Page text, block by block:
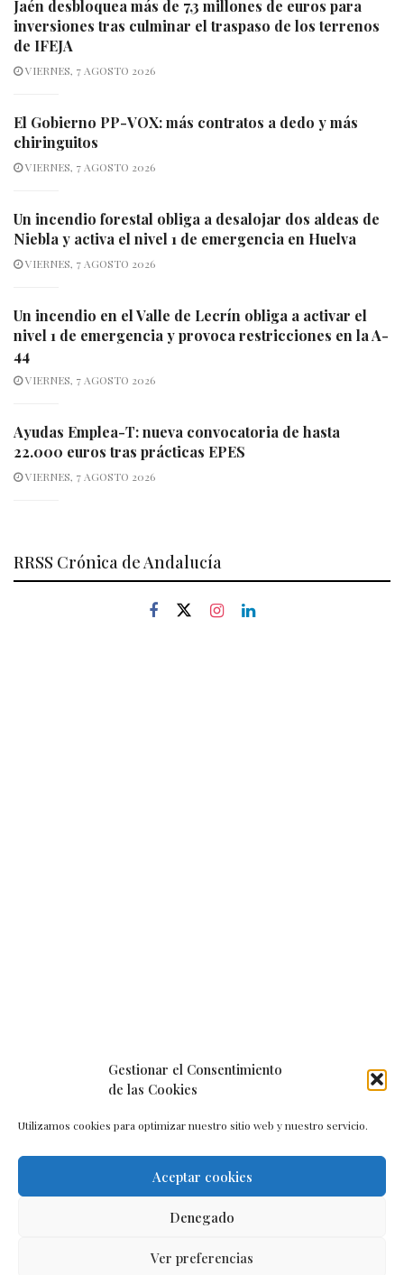
Gestionar el Consentimiento
de las Cookies
Utilizamos cookies para optimizar nuestro sitio web y nuestro servicio.
Aceptar cookies
Denegado
Ver preferencias
Jaén desbloquea más de 7,3 millones de euros para
inversiones tras culminar el traspaso de los terrenos
de IFEJA
VIERNES, 7 AGOSTO 2026
El Gobierno PP-VOX: más contratos a dedo y más
chiringuitos
VIERNES, 7 AGOSTO 2026
Un incendio forestal obliga a desalojar dos aldeas de
Niebla y activa el nivel 1 de emergencia en Huelva
VIERNES, 7 AGOSTO 2026
Un incendio en el Valle de Lecrín obliga a activar el
nivel 1 de emergencia y provoca restricciones en la A-
44
VIERNES, 7 AGOSTO 2026
Ayudas Emplea-T: nueva convocatoria de hasta
22.000 euros tras prácticas EPES
VIERNES, 7 AGOSTO 2026
RRSS Crónica de Andalucía
Política de cookies